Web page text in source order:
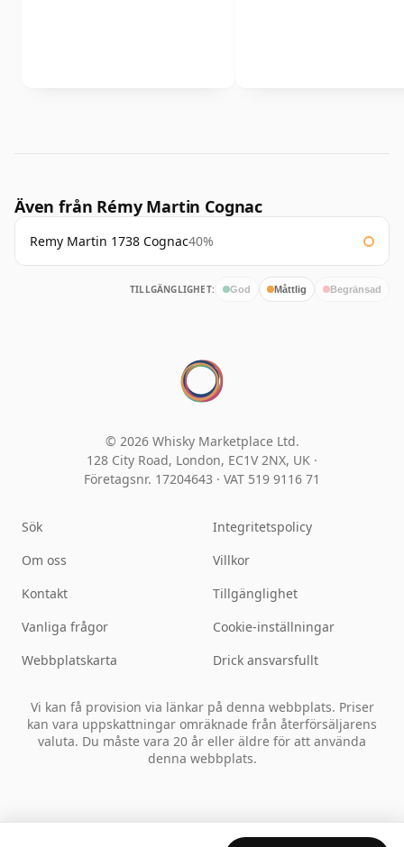
Även från Rémy Martin Cognac
Remy Martin 1738 Cognac40%
TILLGÄNGLIGHET: God Måttlig Begränsad
© 2026 Whisky Marketplace Ltd.
128 City Road, London, EC1V 2NX, UK ·
Företagsnr. 17204643 · VAT 519 9116 71
Sök
Om oss
Kontakt
Vanliga frågor
Webbplatskarta
Integritetspolicy
Villkor
Tillgänglighet
Cookie-inställningar
Drick ansvarsfullt
Vi kan få provision via länkar på denna webbplats. Priser
kan vara uppskattningar omräknade från återförsäljarens
valuta. Du måste vara 20 år eller äldre för att använda
denna webbplats.